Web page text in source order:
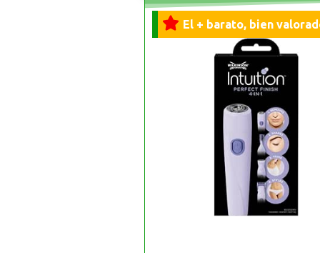
El + barato, bien